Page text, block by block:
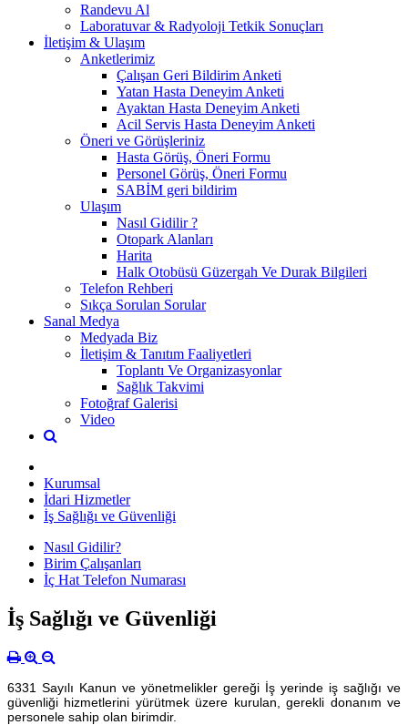
Randevu Al
Laboratuvar & Radyoloji Tetkik Sonuçları
İletişim & Ulaşım
Anketlerimiz
Çalışan Geri Bildirim Anketi
Yatan Hasta Deneyim Anketi
Ayaktan Hasta Deneyim Anketi
Acil Servis Hasta Deneyim Anketi
Öneri ve Görüşleriniz
Hasta Görüş, Öneri Formu
Personel Görüş, Öneri Formu
SABİM geri bildirim
Ulaşım
Nasıl Gidilir ?
Otopark Alanları
Harita
Halk Otobüsü Güzergah Ve Durak Bilgileri
Telefon Rehberi
Sıkça Sorulan Sorular
Sanal Medya
Medyada Biz
İletişim & Tanıtım Faaliyetleri
Toplantı Ve Organizasyonlar
Sağlık Takvimi
Fotoğraf Galerisi
Video
Kurumsal
İdari Hizmetler
İş Sağlığı ve Güvenliği
Nasıl Gidilir?
Birim Çalışanları
İç Hat Telefon Numarası
İş Sağlığı ve Güvenliği
6331 Sayılı Kanun ve yönetmelikler gereği İş yerinde iş sağlığı ve
güvenliği hizmetlerini yürütmek üzere kurulan, gerekli donanım ve
personele sahip olan birimdir.